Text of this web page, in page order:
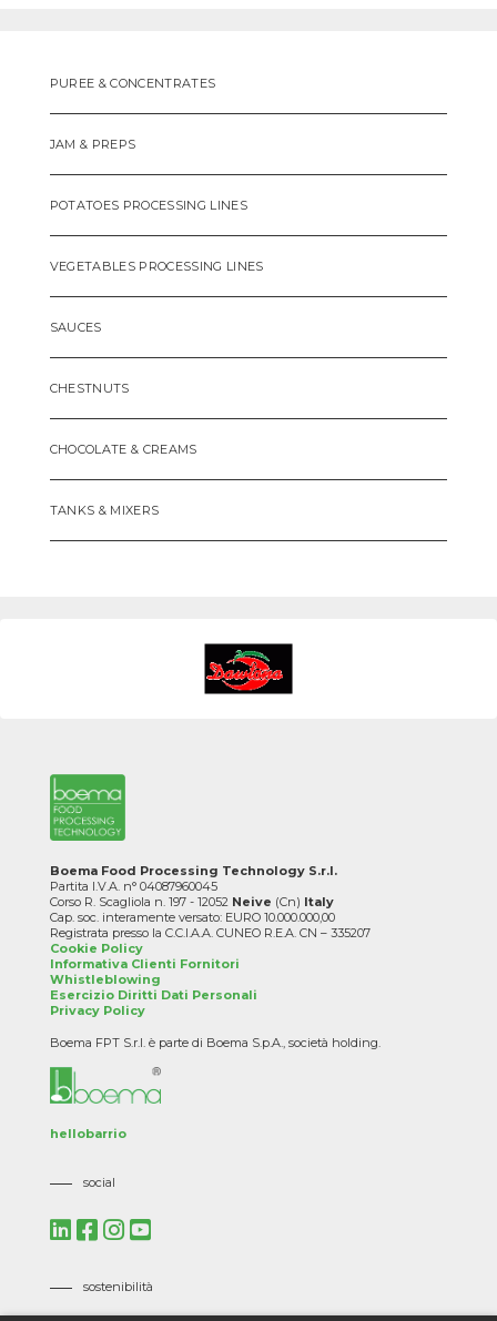
PUREE & CONCENTRATES
JAM & PREPS
POTATOES PROCESSING LINES
VEGETABLES PROCESSING LINES
SAUCES
CHESTNUTS
CHOCOLATE & CREAMS
TANKS & MIXERS
Boema Food Processing Technology S.r.l.
Partita I.V.A. n° 04087960045
Corso R. Scagliola n. 197 - 12052 Neive (Cn) Italy
Cap. soc. interamente versato: EURO 10.000.000,00
Registrata presso la C.C.I.A.A. CUNEO R.E.A. CN – 335207
Cookie Policy
Informativa Clienti Fornitori
Whistleblowing
Esercizio Diritti Dati Personali
Privacy Policy
Boema FPT S.r.l. è parte di Boema S.p.A., società holding.
hellobarrio
social
sostenibilità